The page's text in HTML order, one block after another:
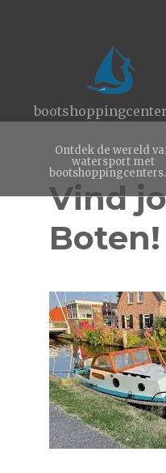
Ontdek de wereld
watersport met
Vind
Boten!